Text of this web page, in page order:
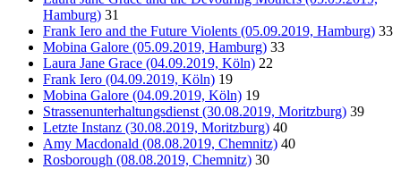
Hamburg) 31
Frank Iero and the Future Violents (05.09.2019, Hamburg) 33
Mobina Galore (05.09.2019, Hamburg) 33
Laura Jane Grace (04.09.2019, Köln) 22
Frank Iero (04.09.2019, Köln) 19
Mobina Galore (04.09.2019, Köln) 19
Strassenunterhaltungsdienst (30.08.2019, Moritzburg) 39
Letzte Instanz (30.08.2019, Moritzburg) 40
Amy Macdonald (08.08.2019, Chemnitz) 40
Rosborough (08.08.2019, Chemnitz) 30